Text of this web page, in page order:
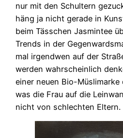
nur mit den Schultern
häng ja nicht gerade in
beim Tässchen Jasmintee
Trends in der
mal irgendwen auf der
werden wahrscheinlich
einer neuen Bio-Müslimarke
was die Frau auf die
nicht von schlechten Eltern.